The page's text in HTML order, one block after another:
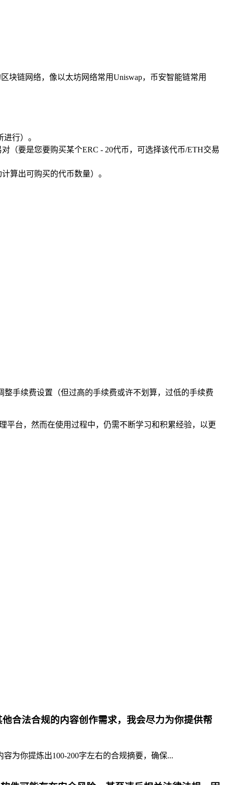
块链网络，像以太坊网络常用Uniswap，币安智能链常用
行）。
（要是您要购买某个ERC - 20代币，可选择该代币/ETH交易
算出可购买的代币数量）。
手续费设置（但过高的手续费或许不划算，过低的手续费
平台，然而在使用过程中，仍需不断学习和积累经验，以更
合法合规的内容创作需求，我会尽力为你提供帮
为你提炼出100-200字左右的合规摘要，确保...